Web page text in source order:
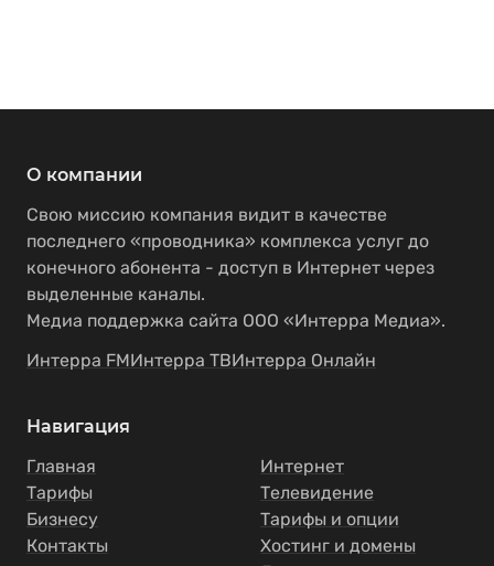
О компании
Свою миссию компания видит в качестве
последнего «проводника» комплекса услуг до
конечного абонента - доступ в Интернет через
выделенные каналы.
Медиа поддержка сайта ООО «Интерра Медиа».
Интерра FMИнтерра ТВИнтерра Онлайн
Навигация
Главная
Тарифы
Бизнесу
Контакты
Интернет
Телевидение
Тарифы и опции
Хостинг и домены